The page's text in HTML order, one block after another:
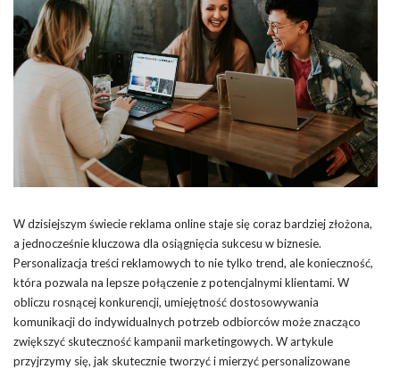
W dzisiejszym świecie reklama online staje się coraz bardziej złożona,
a jednocześnie kluczowa dla osiągnięcia sukcesu w biznesie.
Personalizacja treści reklamowych to nie tylko trend, ale konieczność,
która pozwala na lepsze połączenie z potencjalnymi klientami. W
obliczu rosnącej konkurencji, umiejętność dostosowywania
komunikacji do indywidualnych potrzeb odbiorców może znacząco
zwiększyć skuteczność kampanii marketingowych. W artykule
przyjrzymy się, jak skutecznie tworzyć i mierzyć personalizowane